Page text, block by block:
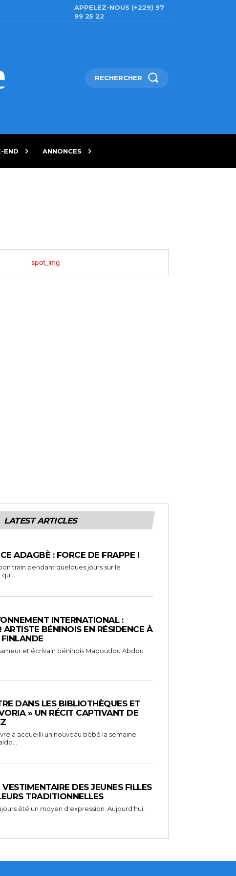
APPELEZ-NOUS (+229) 97
99 25 22
RECHERCHER
END ANNONCES
LATEST ARTICLES
ADAGBÈ : FORCE DE FRAPPE !
train pendant quelques jours sur le
INTERNATIONAL :
ARTISTE BÉNINOIS EN RÉSIDENCE À
et écrivain béninois Maboudou Abdou
DANS LES BIBLIOTHÈQUES ET
» UN RÉCIT CAPTIVANT DE
a accueilli un nouveau bébé la semaine
DES JEUNES FILLES
TRADITIONNELLES
été un moyen d'expression. Aujourd'hui,